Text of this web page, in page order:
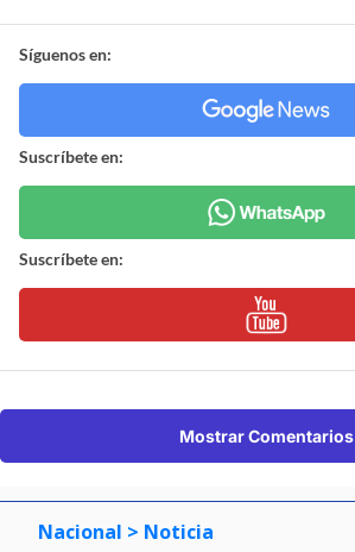
Síguenos en:
Suscríbete en:
Suscríbete en:
Mostrar Comentarios
Nacional > Noticia